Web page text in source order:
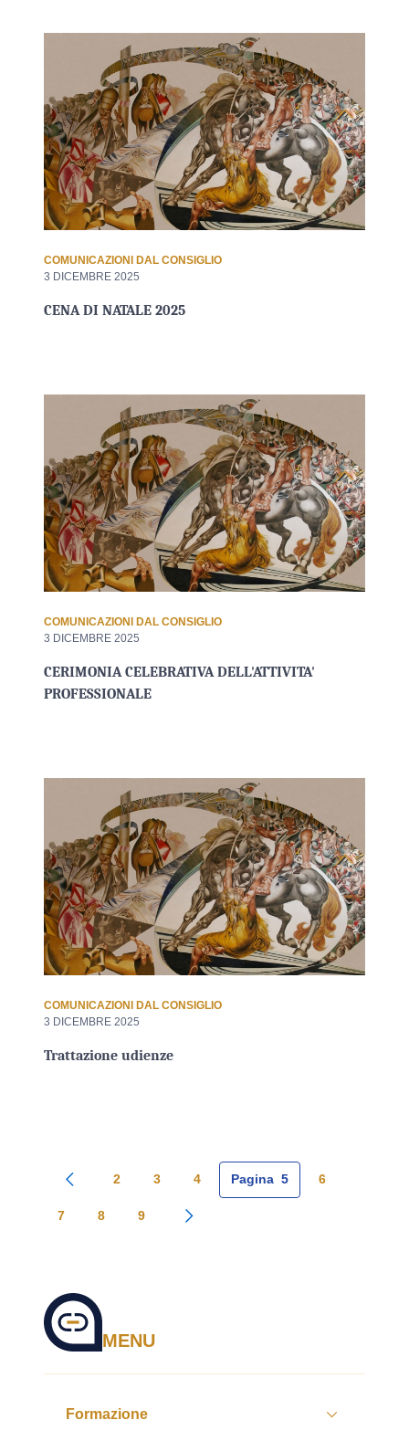
COMUNICAZIONI DAL CONSIGLIO
3 DICEMBRE 2025
CENA DI NATALE 2025
COMUNICAZIONI DAL CONSIGLIO
3 DICEMBRE 2025
CERIMONIA CELEBRATIVA DELL'ATTIVITA'
PROFESSIONALE
COMUNICAZIONI DAL CONSIGLIO
3 DICEMBRE 2025
Trattazione udienze
Pagina precedente
2 3 4 Pagina 5 6
7 8 9
Pagina successiva
MENU
Formazione